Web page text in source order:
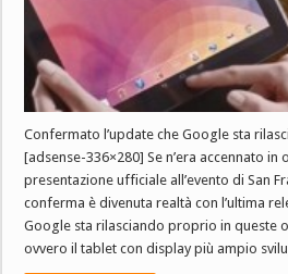
Confermato l’update che Google sta
[adsense-336×280] Se n’era accennato in
presentazione ufficiale all’evento di San
conferma è divenuta realtà con l’ultima
Google sta rilasciando proprio in queste
ovvero il tablet con display più ampio